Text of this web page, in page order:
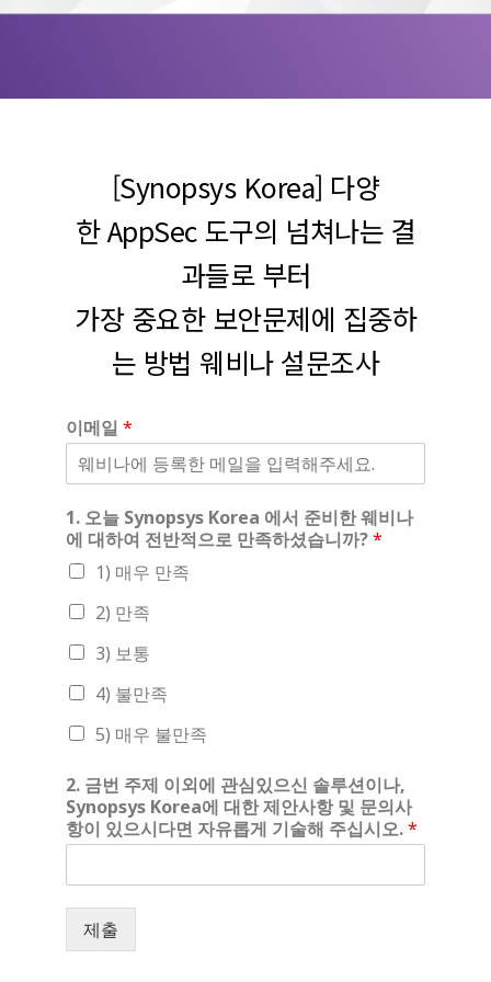
[Synopsys Korea] 다양
한 AppSec 도구의 넘쳐나는 결
과들로 부터
가장 중요한 보안문제에 집중하
는 방법 웨비나 설문조사
이메일 *
1. 오늘 Synopsys Korea 에서 준비한 웨비나
에 대하여 전반적으로 만족하셨습니까?*
1) 매우 만족
2) 만족
3) 보통
4) 불만족
5) 매우 불만족
2. 금번 주제 이외에 관심있으신 솔루션이나,
Synopsys Korea에 대한 제안사항 및 문의사
항이 있으시다면 자유롭게 기술해 주십시오.*
제출